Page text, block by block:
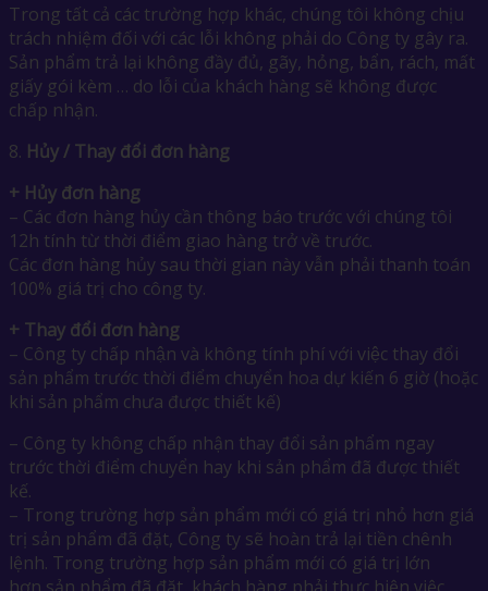
Trong tất cả các trường hợp khác, chúng tôi không chịu
trách nhiệm đối với các lỗi không phải do Công ty gây ra.
Sản phẩm trả lại không đầy đủ, gãy, hỏng, bẩn, rách, mất
giấy gói kèm … do lỗi của khách hàng sẽ không được
chấp nhận.
8. Hủy / Thay đổi đơn hàng
+ Hủy đơn hàng
– Các đơn hàng hủy cần thông báo trước với chúng tôi
12h tính từ thời điểm giao hàng trở về trước.
Các đơn hàng hủy sau thời gian này vẫn phải thanh toán
100% giá trị cho công ty.
+ Thay đổi đơn hàng
– Công ty chấp nhận và không tính phí với việc thay đổi
sản phẩm trước thời điểm chuyển hoa dự kiến 6 giờ (hoặc
khi sản phẩm chưa được thiết kế)
– Công ty không chấp nhận thay đổi sản phẩm ngay
trước thời điểm chuyển hay khi sản phẩm đã được thiết
kế.
– Trong trường hợp sản phẩm mới có giá trị nhỏ hơn giá
trị sản phẩm đã đặt, Công ty sẽ hoàn trả lại tiền chênh
lệnh. Trong trường hợp sản phẩm mới có giá trị lớn